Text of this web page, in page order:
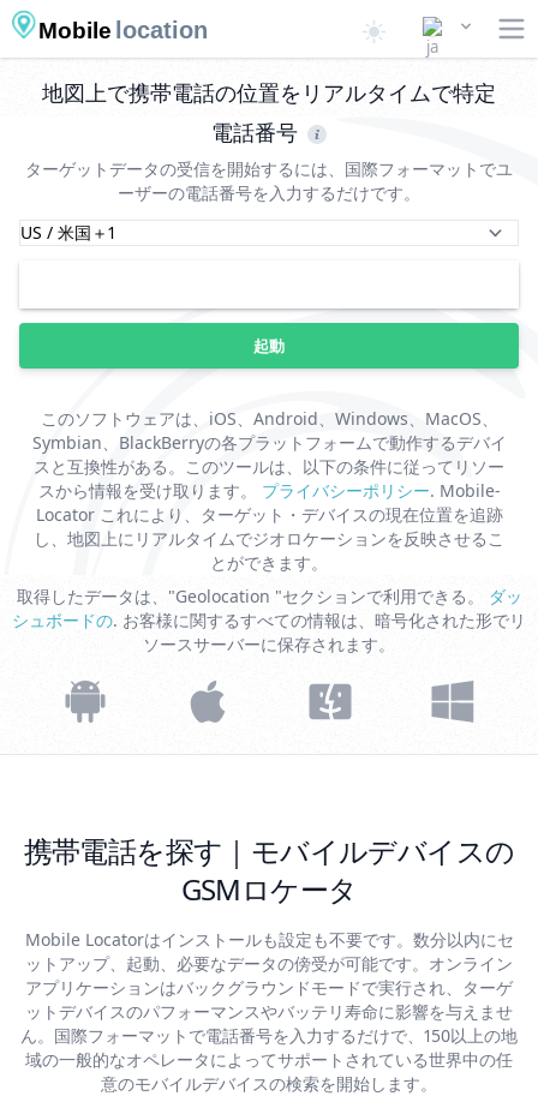
Mobile location
地図上で携帯電話の位置をリアルタイムで特定
電話番号
ターゲットデータの受信を開始するには、国際フォーマットでユ
ーザーの電話番号を入力するだけです。
起動
このソフトウェアは、iOS、Android、Windows、MacOS、
Symbian、BlackBerryの各プラットフォームで動作するデバイ
スと互換性がある。このツールは、以下の条件に従ってリソー
スから情報を受け取ります。 プライバシーポリシー. Mobile-
Locator これにより、ターゲット・デバイスの現在位置を追跡
し、地図上にリアルタイムでジオロケーションを反映させるこ
とができます。
取得したデータは、"Geolocation "セクションで利用できる。
ダッ
シュボードの. お客様に関するすべての情報は、暗号化された形でリ
ソースサーバーに保存されます。
携帯電話を探す｜モバイルデバイスの
GSMロケータ
Mobile Locatorはインストールも設定も不要です。数分以内にセ
ットアップ、起動、必要なデータの傍受が可能です。オンライン
アプリケーションはバックグラウンドモードで実行され、ターゲ
ットデバイスのパフォーマンスやバッテリ寿命に影響を与えませ
ん。国際フォーマットで電話番号を入力するだけで、150以上の地
域の一般的なオペレータによってサポートされている世界中の任
意のモバイルデバイスの検索を開始します。